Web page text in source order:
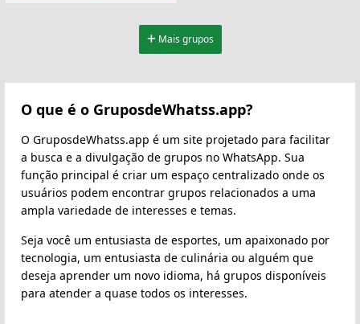
Mais grupos
O que é o GruposdeWhatss.app?
O GruposdeWhatss.app é um site projetado para facilitar
a busca e a divulgação de grupos no WhatsApp. Sua
função principal é criar um espaço centralizado onde os
usuários podem encontrar grupos relacionados a uma
ampla variedade de interesses e temas.
Seja você um entusiasta de esportes, um apaixonado por
tecnologia, um entusiasta de culinária ou alguém que
deseja aprender um novo idioma, há grupos disponíveis
para atender a quase todos os interesses.